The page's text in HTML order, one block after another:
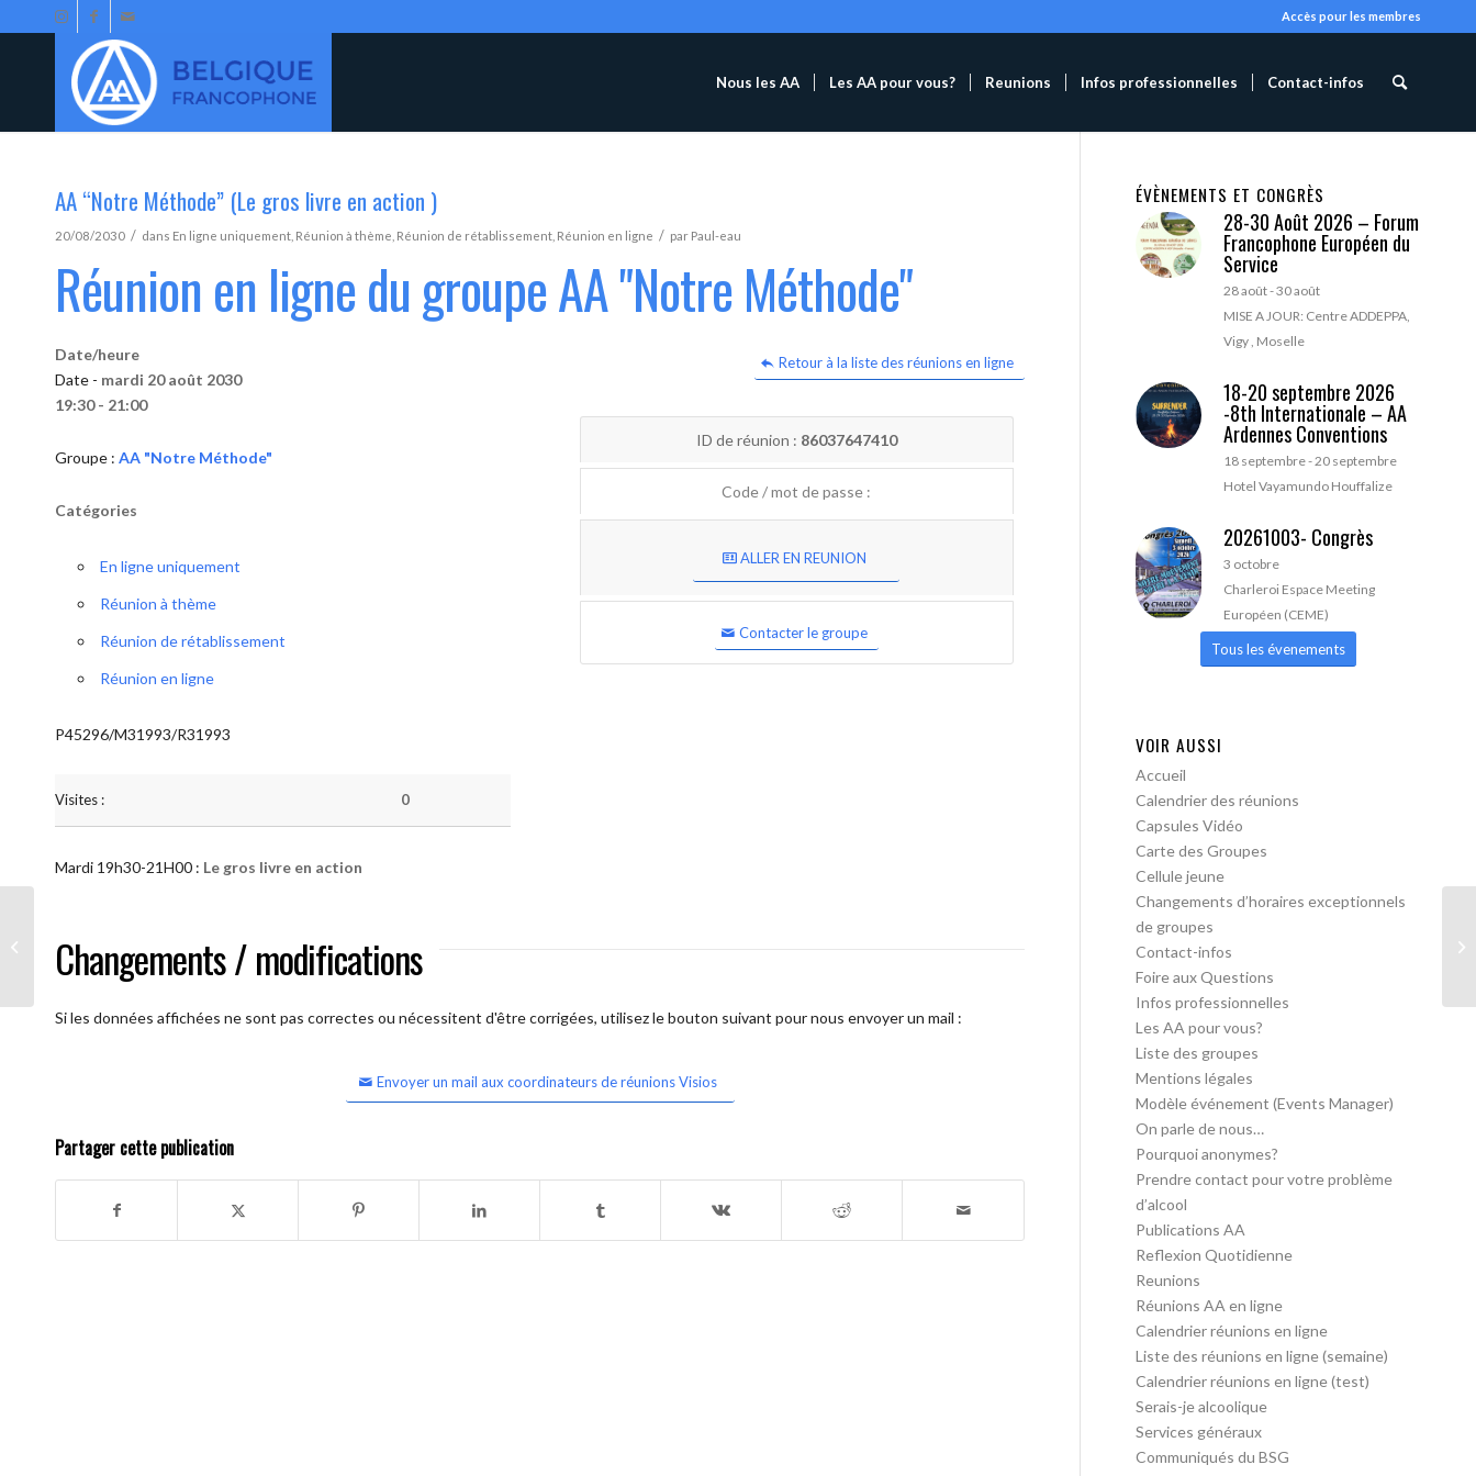
Accès pour les membres
Nous les AA Les AA pour vous? Reunions Infos professionnelles Contact-infos
AA “Notre Méthode” (Le gros livre en action )
20/08/2030 / dans En ligne uniquement Réunion à thème Réunion de rétablissement Réunion en ligne / par Paul-eau
Réunion en ligne du groupe AA "Notre Méthode"
Retour à la liste des réunions en ligne
Date/heure
Date - mardi 20 août 2030
19:30 - 21:00
Groupe : AA "Notre Méthode"
Catégories
En ligne uniquement
Réunion à thème
Réunion de rétablissement
Réunion en ligne
P45296/M31993/R31993
Visites : 0
ID de réunion : 86037647410
Code / mot de passe :
ALLER EN REUNION
Contacter le groupe
Mardi 19h30-21H00 : Le gros livre en action
Changements / modifications
Si les données affichées ne sont pas correctes ou nécessitent d'être corrigées, utilisez le bouton suivant pour nous envoyer un mail :
Envoyer un mail aux coordinateurs de réunions Visios
Partager cette publication
ÉVÈNEMENTS ET CONGRÈS
28-30 Août 2026 – Forum
Francophone Européen du
Service
28 août-30 août
MISE A JOUR: Centre ADDEPPA,
Vigy , Moselle
18-20 septembre 2026
-8th Internationale – AA
Ardennes Conventions
18 septembre-20 septembre
Hotel Vayamundo Houffalize
20261003- Congrès
3 octobre
Charleroi Espace Meeting
Européen (CEME)
Tous les évenements
VOIR AUSSI
Accueil
Calendrier des réunions
Capsules Vidéo
Carte des Groupes
Cellule jeune
Changements d’horaires exceptionnels
de groupes
Contact-infos
Foire aux Questions
Infos professionnelles
Les AA pour vous?
Liste des groupes
Mentions légales
Modèle événement (Events Manager)
On parle de nous…
Pourquoi anonymes?
Prendre contact pour votre problème
d’alcool
Publications AA
Reflexion Quotidienne
Reunions
Réunions AA en ligne
Calendrier réunions en ligne
Liste des réunions en ligne (semaine)
Calendrier réunions en ligne (test)
Serais-je alcoolique
Services généraux
Communiqués du BSG
action )